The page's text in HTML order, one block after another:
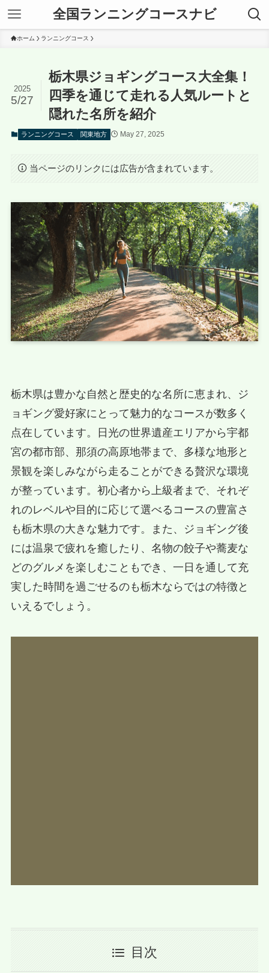
全国ランニングコースナビ
ホーム ランニングコース
栃木県ジョギングコース大全集！
四季を通じて走れる人気ルートと
隠れた名所を紹介
2025
5/27
ランニングコース 関東地方 May 27, 2025
当ページのリンクには広告が含まれています。
栃木県は豊かな自然と歴史的な名所に恵まれ、ジ
ョギング愛好家にとって魅力的なコースが数多く
点在しています。日光の世界遺産エリアから宇都
宮の都市部、那須の高原地帯まで、多様な地形と
景観を楽しみながら走ることができる贅沢な環境
が整っています。初心者から上級者まで、それぞ
れのレベルや目的に応じて選べるコースの豊富さ
も栃木県の大きな魅力です。また、ジョギング後
には温泉で疲れを癒したり、名物の餃子や蕎麦な
どのグルメを楽しむこともでき、一日を通して充
実した時間を過ごせるのも栃木ならではの特徴と
いえるでしょう。
目次